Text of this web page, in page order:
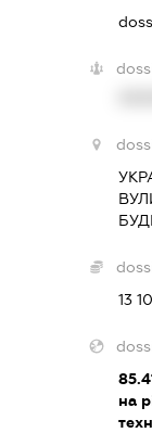
13
на